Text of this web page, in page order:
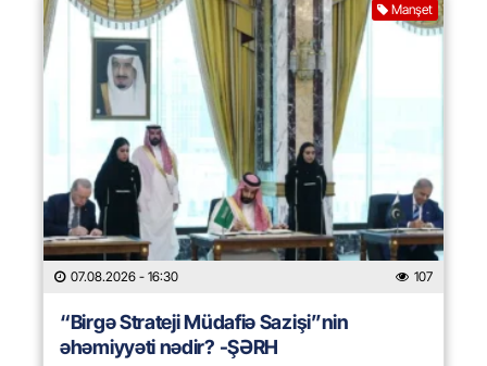
Manşet
07.08.2026 - 16:30 107
“Birgə Strateji Müdafiə Sazişi”nin
əhəmiyyəti nədir? -ŞƏRH